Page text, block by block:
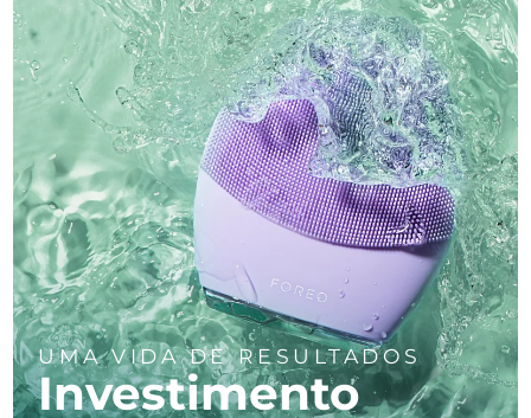
UMA VIDA DE RESULTADOS
Investimento